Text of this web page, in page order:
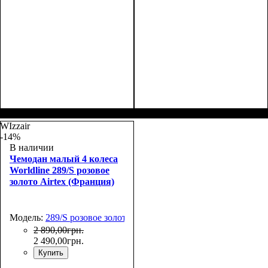
74x49x31+5
WIzzair
-14%
В наличии
Чемодан малый 4 колеса
Worldline 289/S розовое
золото Airtex (Франция)
Модель: 289/S розовое золото
2 890,00грн.
2 490,00грн.
Купить